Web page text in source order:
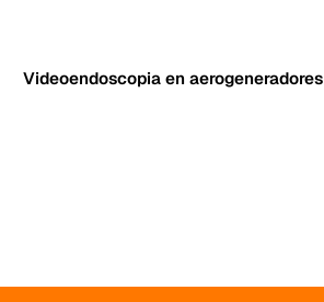
Videoendoscopia en aerogeneradores